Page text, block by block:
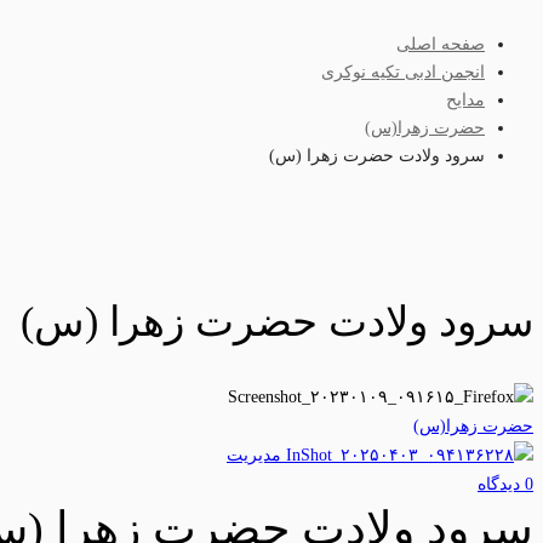
صفحه اصلی
انجمن ادبی تکیه نوکری
مدایح
حضرت زهرا(س)
سرود ولادت حضرت زهرا (س)
سرود ولادت حضرت زهرا (س)
حضرت زهرا(س)
مدیریت
0 دیدگاه‌
سرود ولادت حضرت زهرا